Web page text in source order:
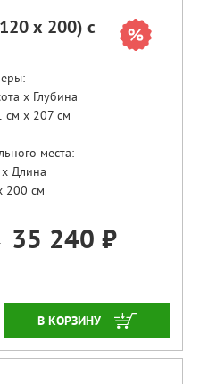
х 200) с
x Глубина
см x 207 см
места:
Длина
200 см
35 240 ₽
ЗАКАЗАТЬ